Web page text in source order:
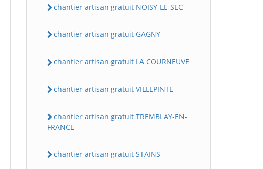
chantier artisan gratuit NOISY-LE-SEC
chantier artisan gratuit GAGNY
chantier artisan gratuit LA COURNEUVE
chantier artisan gratuit VILLEPINTE
chantier artisan gratuit TREMBLAY-EN-
FRANCE
chantier artisan gratuit STAINS